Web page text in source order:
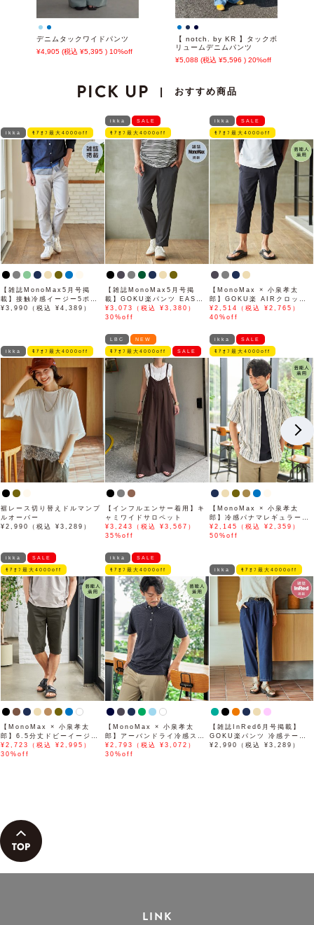
デニムタックワイドパンツ
4,905
5,395 10%off
【 notch. by KR 】タックボ
リュームデニムパンツ
5,088
5,596 20%off
PICK UP | おすすめ商品
ikka ﾓｱｵﾌ最大4000off
【雑誌MonoMax5月号掲
載】接触冷感イージー5ポケ
ット
¥3,990（税込 ¥4,389）
ikka SALE
ﾓｱｵﾌ最大4000off
【雑誌MonoMax5月号掲
載】GOKU楽パンツ EASY
STRETCH 冷感アンクル
【接触冷感】「小泉孝太郎さ
¥3,073（税込 ¥3,380）
30%off
ikka SALE
ﾓｱｵﾌ最大4000off
【MonoMax × 小泉孝太
郎】GOKU楽 AIRクロップ
ドパンツ「小泉孝太郎さん着
用モデル」
¥2,514（税込 ¥2,765）
40%off
ikka ﾓｱｵﾌ最大4000off
裾レース切り替えドルマンプ
ルオーバー
¥2,990（税込 ¥3,289）
LBC NEW
ﾓｱｵﾌ最大4000off SALE
【インフルエンサー着用】キ
ャミワイドサロペット
¥3,243（税込 ¥3,567）
35%off
ikka SALE
ﾓｱｵﾌ最大4000off
【MonoMax × 小泉孝太
郎】冷感パナマレギュラーカ
ラー半袖シャツ「小泉孝太郎
さん着用モデル」
¥2,145（税込 ¥2,359）
50%off
ikka SALE
ﾓｱｵﾌ最大4000off
【MonoMax × 小泉孝太
郎】6.5分丈ドビーイージー
ハーフパンツ「小泉孝太郎さ
ん着用モデル」
¥2,723（税込 ¥2,995）
30%off
ikka SALE
ﾓｱｵﾌ最大4000off
【MonoMax × 小泉孝太
郎】アーバンドライ冷感スイ
スボタンダウンポロシャツ
「小泉孝太郎さん着用モデ
¥2,793（税込 ¥3,072）
30%off
ikka ﾓｱｵﾌ最大4000off
【雑誌InRed6月号掲載】
GOKU楽パンツ 冷感テーパ
ード【接触冷感】
¥2,990（税込 ¥3,289）
LINK